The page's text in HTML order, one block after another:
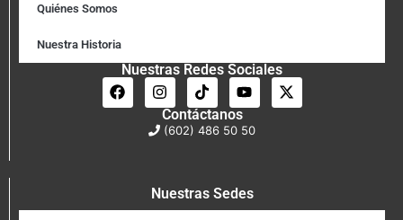
Quiénes Somos
Nuestra Historia
Nuestras Redes Sociales
Contáctanos
(602) 486 50 50
Nuestras Sedes